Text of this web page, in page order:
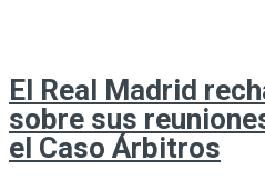
El Real Madrid
sobre sus
el Caso Árbitros